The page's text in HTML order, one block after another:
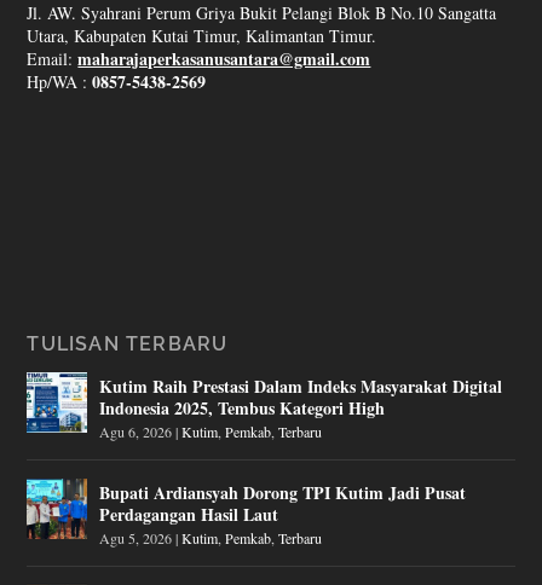
Jl. AW. Syahrani Perum Griya Bukit Pelangi Blok B No.10 Sangatta
Utara, Kabupaten Kutai Timur, Kalimantan Timur.
Email:maharajaperkasanusantara@gmail.com
Hp/WA :0857-5438-2569
TULISAN TERBARU
Kutim Raih Prestasi Dalam Indeks Masyarakat Digital
Indonesia 2025, Tembus Kategori High
Agu 6, 2026|Kutim,Pemkab,Terbaru
Bupati Ardiansyah Dorong TPI Kutim Jadi Pusat
Perdagangan Hasil Laut
Agu 5, 2026|Kutim,Pemkab,Terbaru